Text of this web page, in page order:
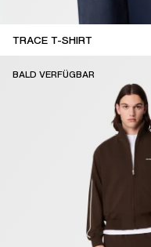
TRACE T-SHIRT
BALD VERFÜGBAR